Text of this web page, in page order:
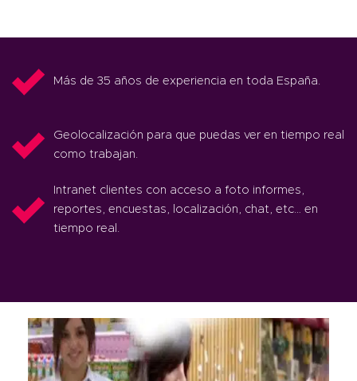
Más de 35 años de experiencia en toda España.
Geolocalización para que puedas ver en tiempo real
como trabajan.
Intranet clientes con acceso a foto informes,
reportes, encuestas, localización, chat, etc… en
tiempo real.